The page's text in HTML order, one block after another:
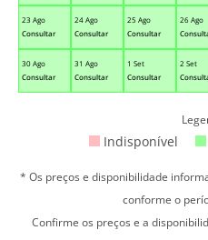
23 Ago
Consultar
24 Ago
Consultar
25 Ago
Consultar
26 Ago
30 Ago
Consultar
31 Ago
Consultar
1 Set
Consultar
2 Set
Indisponível
* Os preços e disponibilidade
conforme o
Confirme os preços e a